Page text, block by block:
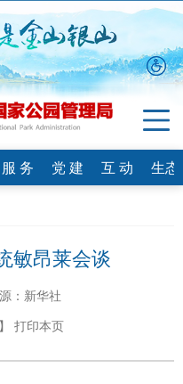
服 务 党 建 互 动
生
敏昂莱会谈
：新华社
】 打印本页